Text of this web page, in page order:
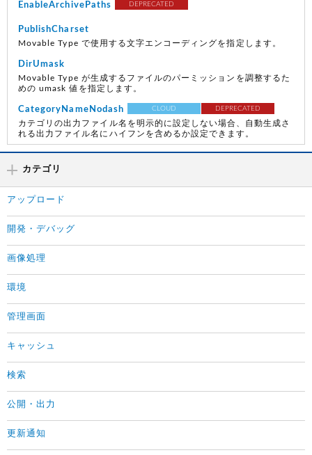
EnableArchivePaths DEPRECATED
PublishCharset
Movable Type で使用する文字エンコーディングを指定します。
DirUmask
Movable Type が生成するファイルのパーミッションを調整するた
めの umask 値を指定します。
CategoryNameNodash CLOUD DEPRECATED
カテゴリの出力ファイル名を明示的に設定しない場合、自動生成さ
れる出力ファイル名にハイフンを含めるか設定できます。
カテゴリ
アップロード
開発・デバッグ
画像処理
環境
管理画面
キャッシュ
検索
公開・出力
更新通知